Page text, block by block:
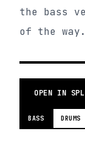
the bass
of the way.
OPEN IN
BASS DRUMS